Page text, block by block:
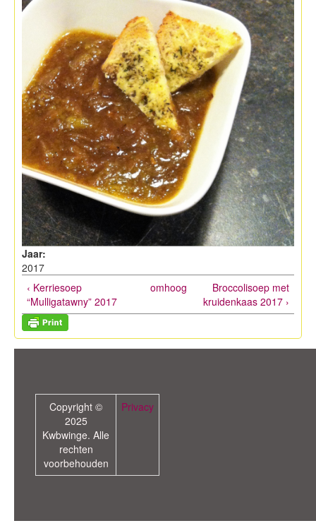
Jaar:
2017
‹ Kerriesoep
“Mulligatawny” 2017
omhoog
Broccolisoep met
kruidenkaas 2017 ›
Copyright ©
2025
Kwbwinge. Alle
rechten
voorbehouden
Privacy